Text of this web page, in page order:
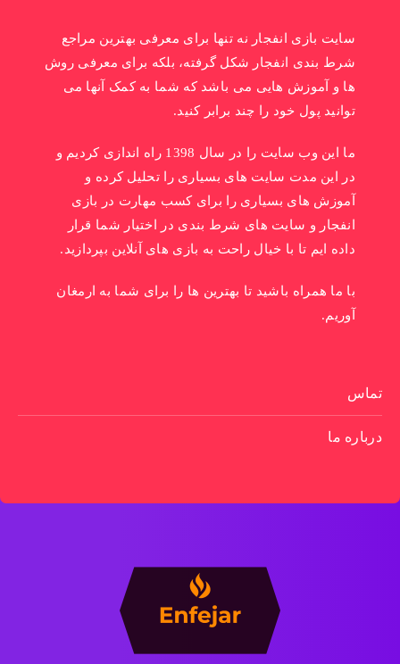
سایت بازی انفجار نه تنها برای معرفی بهترین مراجع
شرط بندی انفجار شکل گرفته، بلکه برای معرفی روش
ها و آموزش هایی می باشد که شما به کمک آنها می
توانید پول خود را چند برابر کنید.
ما این وب سایت را در سال 1398 راه اندازی کردیم و
در این مدت سایت های بسیاری را تحلیل کرده و
آموزش های بسیاری را برای کسب مهارت در بازی
انفجار و سایت های شرط بندی در اختیار شما قرار
داده ایم تا با خیال راحت به بازی های آنلاین بپردازید.
با ما همراه باشید تا بهترین ها را برای شما به ارمغان
آوریم.
تماس
درباره ما